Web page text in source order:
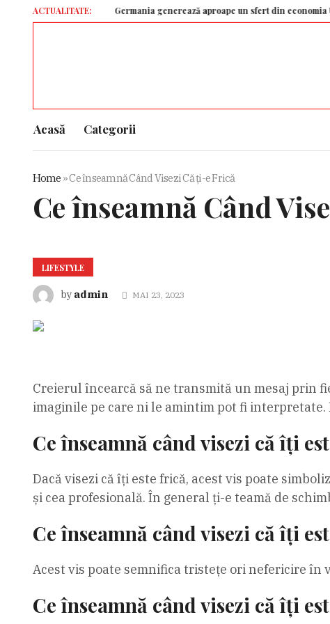
ACTUALITATE:Germania generează aproape un sfert din economia
Acasă Categorii
Home »Ce înseamnă Când Visezi Că ți-e Frică
Ce înseamnă Când
LIFESTYLE
by admin MAI 23, 2023
Creierul încearcă să ne transmită un mesaj prin
imaginile pe care ni le amintim pot fi interpretate.
Ce înseamnă când visezi că îți
Dacă visezi că îți este frică, acest vis poate
și cea profesională. În general ți-e teamă de
Ce înseamnă când visezi că îți
Acest vis poate semnifica tristețe ori nefericire în
Ce înseamnă când visezi că îți